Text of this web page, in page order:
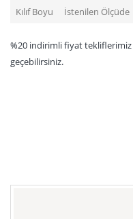
Kılıf Boyu
İstenilen Ölçüde
%20 indirimli fiyat
geçebilirsiniz.